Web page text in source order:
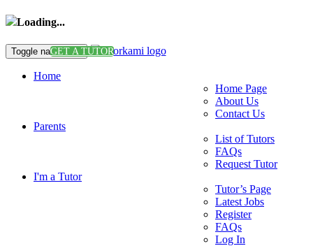
Loading...
Toggle navigationGET A TUTOR
Home
Home Page
About Us
Contact Us
Parents
List of Tutors
FAQs
Request Tutor
I'm a Tutor
Tutor’s Page
Latest Jobs
Register
FAQs
Log In